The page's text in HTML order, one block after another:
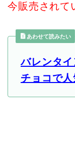
今販売されて
あわせて読みたい
バレンタ
チョコで